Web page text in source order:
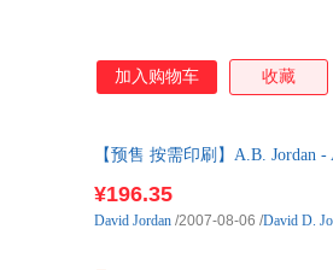
加入购物车 收藏
【预售 按需印刷】A.B. Jordan
¥196.35
David Jordan /2007-08-06 /David D.